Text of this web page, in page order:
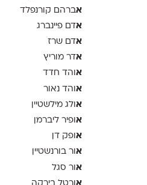
אברהם קורנפלד
אדם פיינברג
אדם שרז
אדר מוריץ
אוהד חדד
אוהד נאור
אולג מילשטיין
אופיר ליברמן
אופק דן
אור בורנשטיין
אור סגל
ורטל בירקה